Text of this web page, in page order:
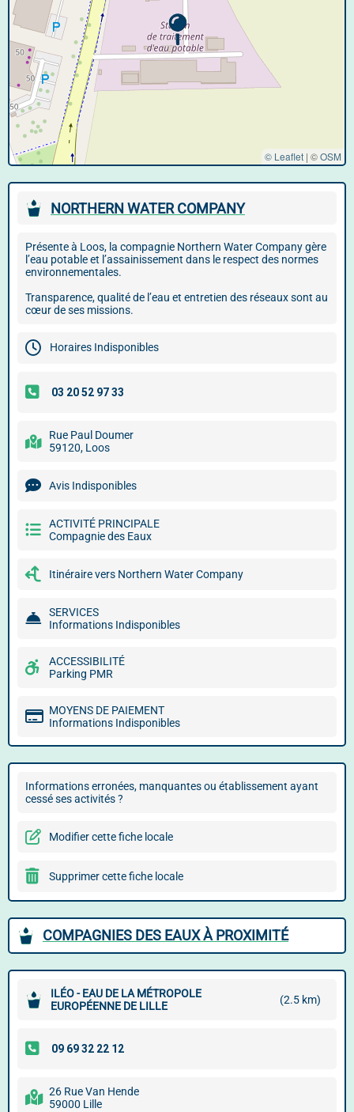
© Leaflet | ©OSM
NORTHERN WATER COMPANY
Présente à Loos, la compagnie Northern Water Company gère
l’eau potable et l’assainissement dans le respect des normes
environnementales.
Transparence, qualité de l’eau et entretien des réseaux sont au
cœur de ses missions.
Horaires Indisponibles
Rue Paul Doumer
59120, Loos
Avis Indisponibles
ACTIVITÉ PRINCIPALE
Compagnie des Eaux
Itinéraire vers Northern Water Company
SERVICES
Informations Indisponibles
ACCESSIBILITÉ
Parking PMR
MOYENS DE PAIEMENT
Informations Indisponibles
Informations erronées, manquantes ou établissement ayant
cessé ses activités ?
Modifier cette fiche locale
Supprimer cette fiche locale
COMPAGNIES DES EAUX À PROXIMITÉ
ILÉO - EAU DE LA MÉTROPOLE
EUROPÉENNE DE LILLE
(2.5 km)
26 Rue Van Hende
59000 Lille